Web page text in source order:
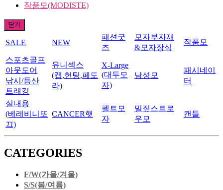
작품모(MODISTE)
닫기
SALE NEW
패션굿
즈
모자부자재
&모자장식
작품모
스포츠골프
아웃도어
낚시/등산
트래킹
유니섹스
(캡,헌팅,페도
라)
X-Large
(대두모
자)
남성모
패시네이
터
실내용
(베레비니또
끄)
CANCER햇
펠트모
자
밀짚스트로
우모
캔들
CATEGORIES
F/W(가을/겨울)
S/S(봄/여름)